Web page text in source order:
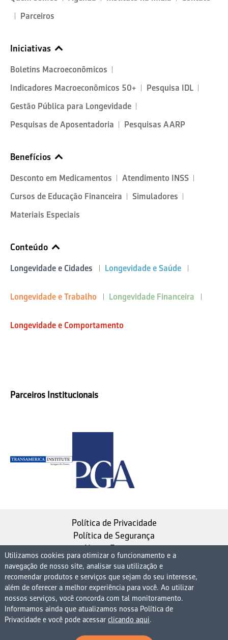
Parceiros
Iniciativas
Boletins Macroeconômicos
Indicadores Macroeconômicos 50+
Pesquisa IDL
Gestão Pública para Longevidade
Pesquisas de Aposentadoria
Pesquisas AARP
Benefícios
Desconto em Medicamentos
Atendimento INSS
Cursos de Educação Financeira
Simuladores
Materiais Especiais
Conteúdo
Longevidade e Cidades Longevidade e Saúde
Longevidade e Trabalho Longevidade Financeira
Longevidade e Comportamento
Parceiros Institucionais
Política de Privacidade
Política de Segurança
Nosso Estatuto
Instituto de Longevidade MAG, uma empresa do
Grupo MAG
| CNPJ 08.474.765/0001-75
Avenida Presidente Juscelino Kubitschek, 1830, 15º
andar bloco 1 (parte), Condomínio Edifício São Luiz -
Vila Nova Conceição
Utilizamos cookies para otimizar o funcionamento e a
navegação de nosso site, analisar sua utilização e
recomendar produtos e serviços que sejam do seu interesse,
além de oferecer a melhor experiência para você. Ao utilizar
nossos serviços, você concorda com tal monitoramento.
Informamos ainda que atualizamos nossa Política de
Privacidade e você pode acessar clicando aqui.